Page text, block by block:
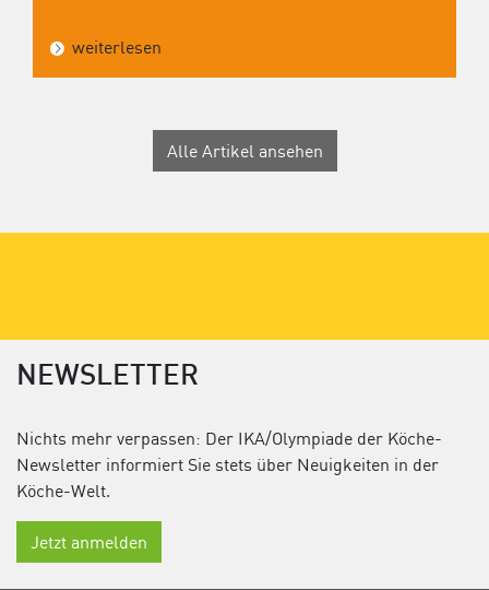
weiterlesen
Alle Artikel ansehen
NEWSLETTER
Nichts mehr verpassen: Der IKA/Olympiade der Köche-
Newsletter informiert Sie stets über Neuigkeiten in der
Köche-Welt.
Jetzt anmelden